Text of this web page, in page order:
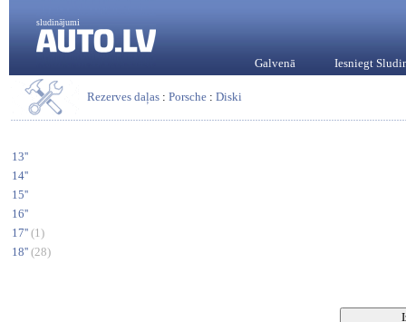
sludinājumi
Galvenā Iesniegt
Rezerves daļas : Porsche : Diski
13''
14''
15''
16''
17'' (1)
18'' (28)